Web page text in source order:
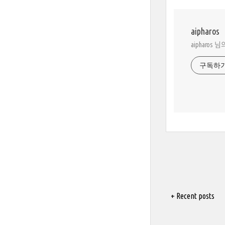
aipharos
aipharos 님
구독하
+ Recent posts